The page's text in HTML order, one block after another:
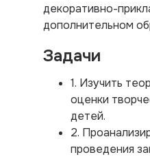
декоративно-
дополнительном
Задачи
1. Изучить
оценки
детей.
2.
проведения